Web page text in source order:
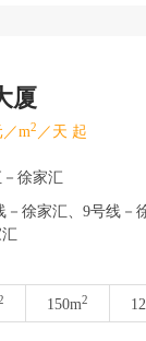
厦
／m2 ／天 起
徐家汇
－徐家汇、9号线－
150m2